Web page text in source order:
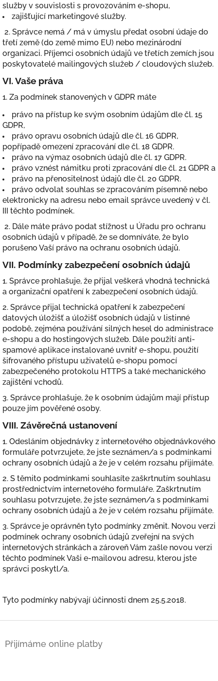
služby v souvislosti s provozováním e-shopu,
zajišťující marketingové služby.
2. Správce nemá / má v úmyslu předat osobní údaje do
třetí země (do země mimo EU) nebo mezinárodní
organizaci. Příjemci osobních údajů ve třetích zemích jsou
poskytovatelé mailingových služeb / cloudových služeb.
VI.Vaše práva
1. Za podmínek stanovených v GDPR máte
právo na přístup ke svým osobním údajům dle čl. 15
GDPR,
právo opravu osobních údajů dle čl. 16 GDPR,
popřípadě omezení zpracování dle čl. 18 GDPR.
právo na výmaz osobních údajů dle čl. 17 GDPR.
právo vznést námitku proti zpracování dle čl. 21 GDPR a
právo na přenositelnost údajů dle čl. 20 GDPR.
právo odvolat souhlas se zpracováním písemně nebo
elektronicky na adresu nebo email správce uvedený v čl.
III těchto podmínek.
2. Dále máte právo podat stížnost u Úřadu pro ochranu
osobních údajů v případě, že se domníváte, že bylo
porušeno Vaší právo na ochranu osobních údajů.
VII. Podmínky zabezpečení osobních údajů
1. Správce prohlašuje, že přijal veškerá vhodná technická
a organizační opatření k zabezpečení osobních údajů.
2. Správce přijal technická opatření k zabezpečení
datových úložišť a úložišť osobních údajů v listinné
podobě, zejména používání silných hesel do administrace
e-shopu a do hostingových služeb. Dále použití anti-
spamové aplikace instalované uvnitř e-shopu, použití
šifrovaného přístupu uživatelů e-shopu pomocí
zabezpečeného protokolu HTTPS a také mechanického
zajištění vchodů.
3. Správce prohlašuje, že k osobním údajům mají přístup
pouze jím pověřené osoby.
VIII. Závěrečná ustanovení
1. Odesláním objednávky z internetového objednávkového
formuláře potvrzujete, že jste seznámen/a s podmínkami
ochrany osobních údajů a že je v celém rozsahu přijímáte.
2. S těmito podmínkami souhlasíte zaškrtnutím souhlasu
prostřednictvím internetového formuláře. Zaškrtnutím
souhlasu potvrzujete, že jste seznámen/a s podmínkami
ochrany osobních údajů a že je v celém rozsahu přijímáte.
3. Správce je oprávněn tyto podmínky změnit. Novou verzi
podmínek ochrany osobních údajů zveřejní na svých
internetových stránkách a zároveň Vám zašle novou verzi
těchto podmínek Vaši e-mailovou adresu, kterou jste
správci poskytl/a.
Tyto podmínky nabývají účinnosti dnem 25.5.2018.
Přijímáme online platby